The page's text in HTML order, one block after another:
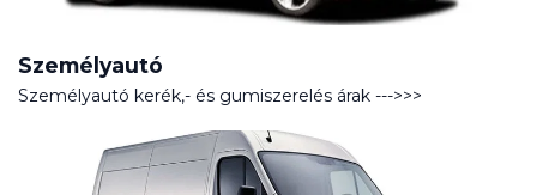
Személyautó
Személyautó kerék,- és gumiszerelés árak --->>>